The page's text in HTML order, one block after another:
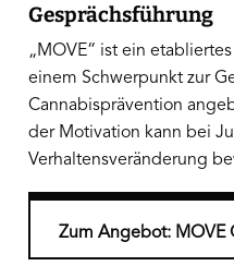
Gesprächsführung
„MOVE“ ist ein
einem Schwerpunkt zur
Cannabisprävention
der Motivation kann bei
Verhaltensveränderung
Zum Angebot: MOVE